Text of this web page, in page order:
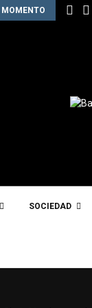
SOCIEDAD